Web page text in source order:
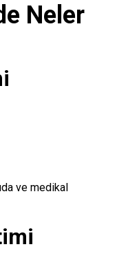
Neler
ve medikal